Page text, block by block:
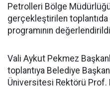
Petrolleri Bölge
gerçekleştirilen toplantıda
programının
Vali Aykut Pekmez
toplantıya Belediye
Üniversitesi Rektörü Prof.